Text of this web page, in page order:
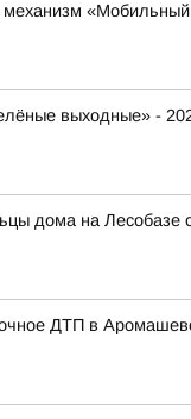
механизм
выходные» -
дома на Лесобазе
ДТП в